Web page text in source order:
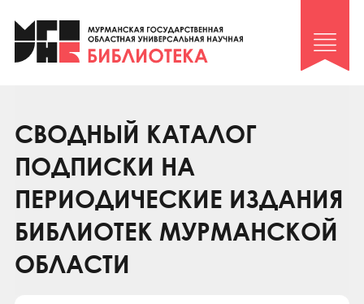
Клуб «Гиря и сельдерей»
Клуб «Семейный архив»
Коллегам
Контакты
СВОДНЫЙ КАТАЛОГ
ПОДПИСКИ НА
ПЕРИОДИЧЕСКИЕ ИЗДАНИЯ
БИБЛИОТЕК МУРМАНСКОЙ
ОБЛАСТИ